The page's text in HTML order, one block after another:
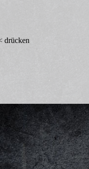
drücken